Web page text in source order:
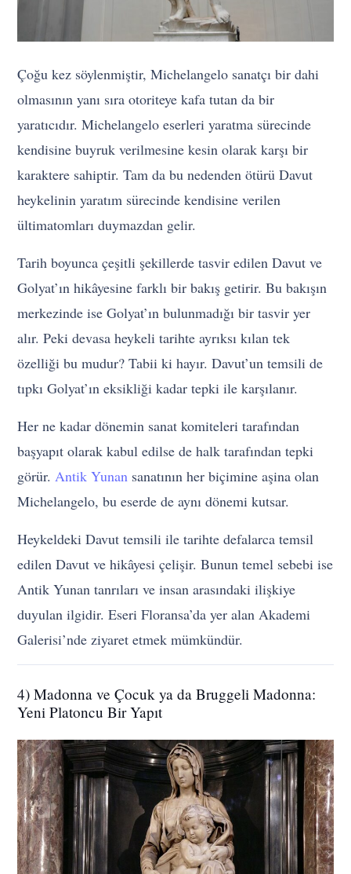
Çoğu kez söylenmiştir, Michelangelo sanatçı bir dahi
olmasının yanı sıra otoriteye kafa tutan da bir
yaratıcıdır. Michelangelo eserleri yaratma sürecinde
kendisine buyruk verilmesine kesin olarak karşı bir
karaktere sahiptir. Tam da bu nedenden ötürü Davut
heykelinin yaratım sürecinde kendisine verilen
ültimatomları duymazdan gelir.
Tarih boyunca çeşitli şekillerde tasvir edilen Davut ve
Golyat’ın hikâyesine farklı bir bakış getirir. Bu bakışın
merkezinde ise Golyat’ın bulunmadığı bir tasvir yer
alır. Peki devasa heykeli tarihte ayrıksı kılan tek
özelliği bu mudur? Tabii ki hayır. Davut’un temsili de
tıpkı Golyat’ın eksikliği kadar tepki ile karşılanır.
Her ne kadar dönemin sanat komiteleri tarafından
başyapıt olarak kabul edilse de halk tarafından tepki
görür.Antik Yunan sanatının her biçimine aşina olan
Michelangelo, bu eserde de aynı dönemi kutsar.
Heykeldeki Davut temsili ile tarihte defalarca temsil
edilen Davut ve hikâyesi çelişir. Bunun temel sebebi ise
Antik Yunan tanrıları ve insan arasındaki ilişkiye
duyulan ilgidir. Eseri Floransa’da yer alan Akademi
Galerisi’nde ziyaret etmek mümkündür.
4) Madonna ve Çocuk ya da Bruggeli Madonna:
Yeni Platoncu Bir Yapıt